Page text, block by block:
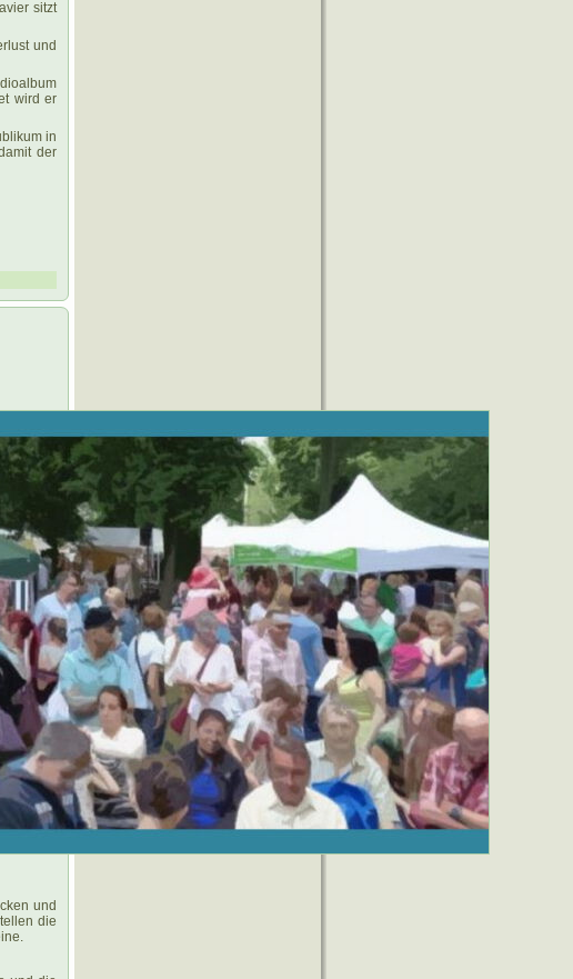
sitzt
und
wird er
in
der
und
die